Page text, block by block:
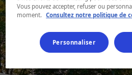
Vous pouvez accepter, refuser ou
moment. Consultez notre politique de
Personnaliser